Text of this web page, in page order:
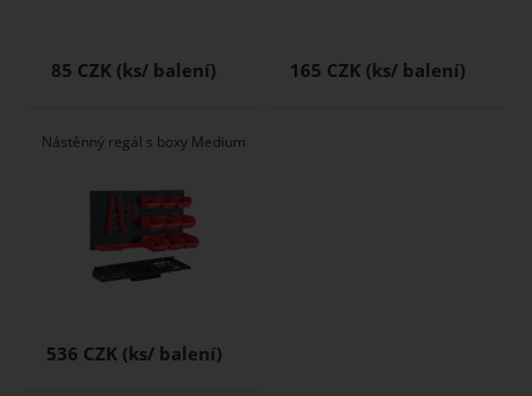
85 CZK 165 CZK
Nástěnný regál s boxy Medium
536 CZK